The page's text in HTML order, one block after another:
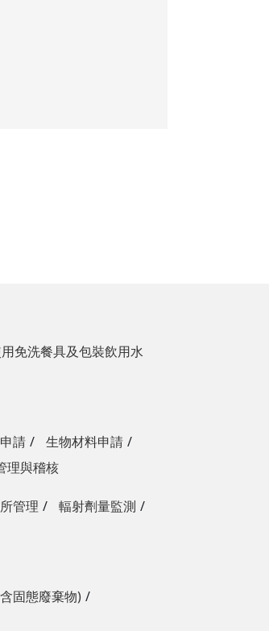
免洗餐具及包裝飲用水
請
生物材料申請
理與稽核
管理
輻射劑量監測
固態廢棄物)